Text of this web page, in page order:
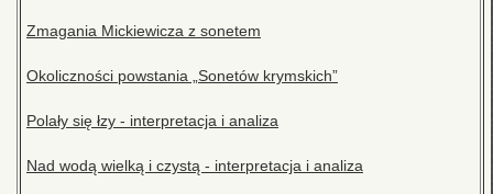
Zmagania Mickiewicza z sonetem
Okoliczności powstania „Sonetów krymskich”
Polały się łzy - interpretacja i analiza
Nad wodą wielką i czystą - interpretacja i analiza